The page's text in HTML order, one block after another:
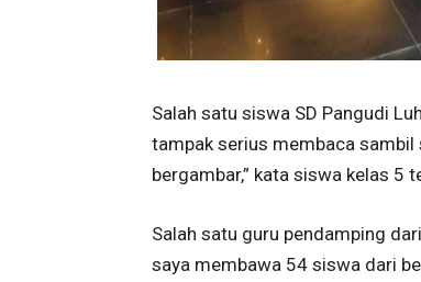
Salah satu siswa SD Pangudi
tampak serius membaca sambil
bergambar,” kata siswa kelas 5
Salah satu guru pendamping
saya membawa 54 siswa dari